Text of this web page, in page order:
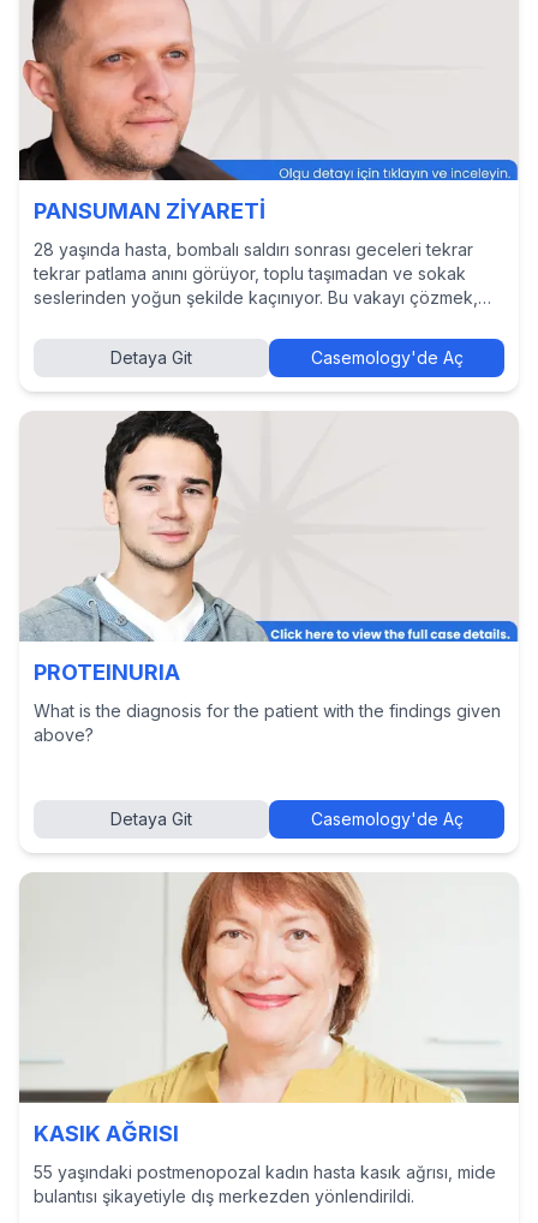
PANSUMAN ZİYARETİ
28 yaşında hasta, bombalı saldırı sonrası geceleri tekrar
tekrar patlama anını görüyor, toplu taşımadan ve sokak
seslerinden yoğun şekilde kaçınıyor. Bu vakayı çözmek,
kararlarını görmek için Casemology’de vakayı keşfedin.
Detaya Git Casemology'de Aç
PROTEINURIA
What is the diagnosis for the patient with the findings given
above?
Detaya Git Casemology'de Aç
KASIK AĞRISI
55 yaşındaki postmenopozal kadın hasta kasık ağrısı, mide
bulantısı şikayetiyle dış merkezden yönlendirildi.